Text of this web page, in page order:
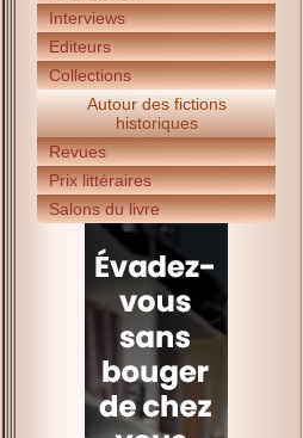
Interviews
Editeurs
Collections
Autour des fictions
historiques
Revues
Prix littéraires
Salons du livre